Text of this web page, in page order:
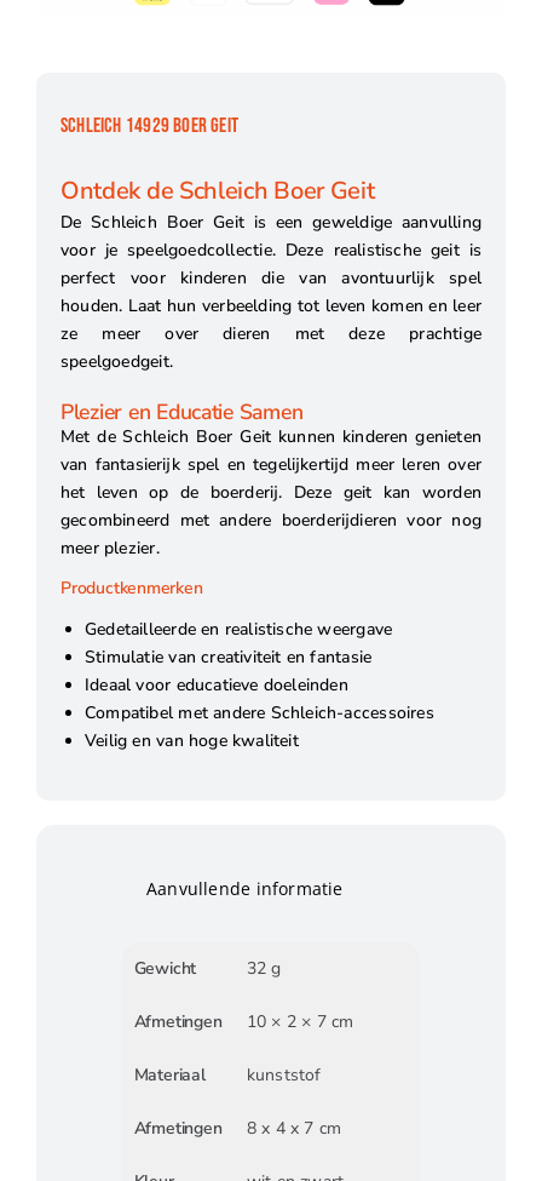
SCHLEICH 14929 BOER GEIT
Ontdek de Schleich Boer Geit
De Schleich Boer Geit is een geweldige aanvulling
voor je speelgoedcollectie. Deze realistische geit is
perfect voor kinderen die van avontuurlijk spel
houden. Laat hun verbeelding tot leven komen en leer
ze meer over dieren met deze prachtige
speelgoedgeit.
Plezier en Educatie Samen
Met de Schleich Boer Geit kunnen kinderen genieten
van fantasierijk spel en tegelijkertijd meer leren over
het leven op de boerderij. Deze geit kan worden
gecombineerd met andere boerderijdieren voor nog
meer plezier.
Productkenmerken
Gedetailleerde en realistische weergave
Stimulatie van creativiteit en fantasie
Ideaal voor educatieve doeleinden
Compatibel met andere Schleich-accessoires
Veilig en van hoge kwaliteit
Aanvullende informatie
Gewicht 32 g
Afmetingen 10 × 2 × 7 cm
Materiaal kunststof
Afmetingen 8 x 4 x 7 cm